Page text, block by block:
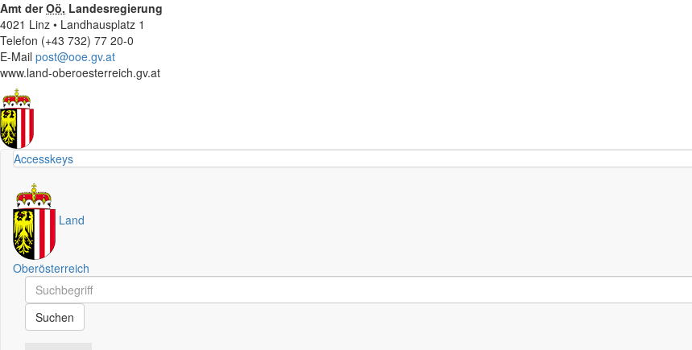
Amt derOö. Landesregierung
4021 Linz • Landhausplatz 1
Telefon (+43 732) 77 20-0
E-Mail post@ooe.gv.at
www.land-oberoesterreich.gv.at
Accesskeys
Land
Oberösterreich
Schnellsuche
Schnellsuche
Suchen